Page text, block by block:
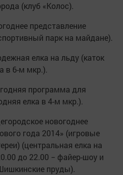
(клуб «Колос).
представление
парк на майдане).
елка на льду (каток
в 6-м мкр.).
программа для
елка в 4-м мкр.).
новогоднее
года 2014» (игровые
(центральная елка на
до 22.00 − файер-шоу и
пруды).